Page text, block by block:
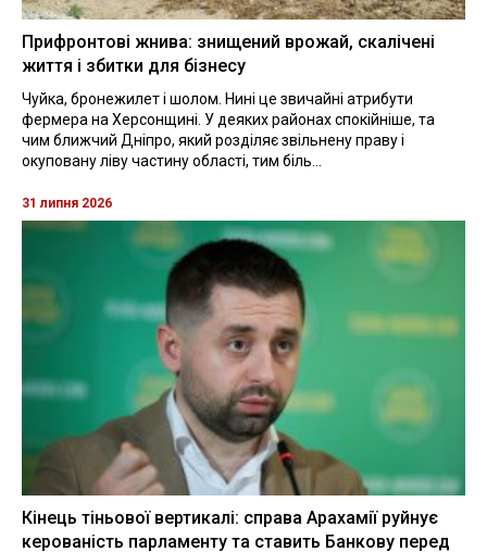
Прифронтові жнива: знищений врожай, скалічені
життя і збитки для бізнесу
Чуйка, бронежилет і шолом. Нині це звичайні атрибути
фермера на Херсонщині. У деяких районах спокійніше, та
чим ближчий Дніпро, який розділяє звільнену праву і
окуповану ліву частину області, тим біль...
31 липня 2026
Кінець тіньової вертикалі: справа Арахамії руйнує
керованість парламенту та ставить Банкову перед